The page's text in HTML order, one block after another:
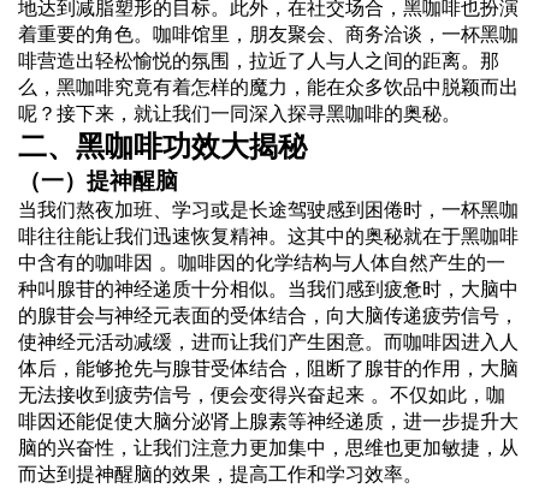
地达到减脂塑形的目标。此外，在社交场合，黑咖啡也扮演
着重要的角色。咖啡馆里，朋友聚会、商务洽谈，一杯黑咖
啡营造出轻松愉悦的氛围，拉近了人与人之间的距离。那
么，黑咖啡究竟有着怎样的魔力，能在众多饮品中脱颖而出
呢？接下来，就让我们一同深入探寻黑咖啡的奥秘。
二、黑咖啡功效大揭秘
（一）提神醒脑
当我们熬夜加班、学习或是长途驾驶感到困倦时，一杯黑咖
啡往往能让我们迅速恢复精神。这其中的奥秘就在于黑咖啡
中含有的咖啡因 。咖啡因的化学结构与人体自然产生的一
种叫腺苷的神经递质十分相似。当我们感到疲惫时，大脑中
的腺苷会与神经元表面的受体结合，向大脑传递疲劳信号，
使神经元活动减缓，进而让我们产生困意。而咖啡因进入人
体后，能够抢先与腺苷受体结合，阻断了腺苷的作用，大脑
无法接收到疲劳信号，便会变得兴奋起来 。不仅如此，咖
啡因还能促使大脑分泌肾上腺素等神经递质，进一步提升大
脑的兴奋性，让我们注意力更加集中，思维也更加敏捷，从
而达到提神醒脑的效果，提高工作和学习效率。